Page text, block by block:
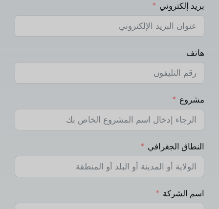
بريد إلكتروني
هاتف
مشروع
النطاق الجغرافي
اسم الشركة